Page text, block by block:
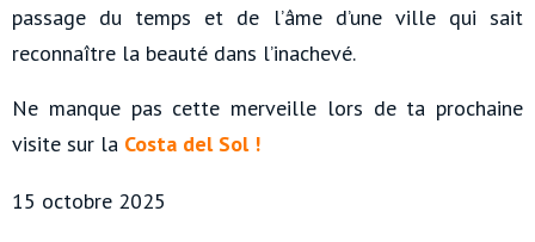
passage du temps et de l’âme d’une ville qui sait
reconnaître la beauté dans l’inachevé.
Ne manque pas cette merveille lors de ta prochaine
visite sur la Costa del Sol !
15 octobre 2025